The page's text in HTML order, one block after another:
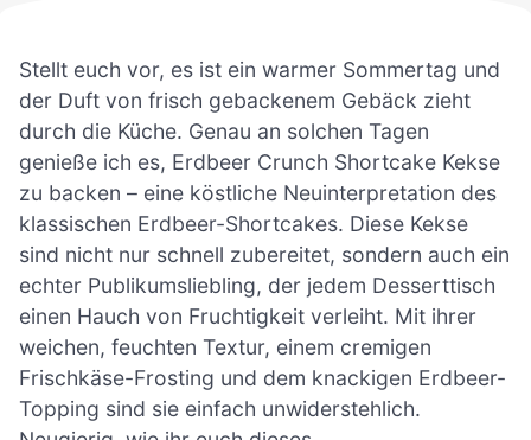
Stellt euch vor, es ist ein warmer Sommertag und
der Duft von frisch gebackenem Gebäck zieht
durch die Küche. Genau an solchen Tagen
genieße ich es, Erdbeer Crunch Shortcake Kekse
zu backen – eine köstliche Neuinterpretation des
klassischen Erdbeer-Shortcakes. Diese Kekse
sind nicht nur schnell zubereitet, sondern auch ein
echter Publikumsliebling, der jedem Desserttisch
einen Hauch von Fruchtigkeit verleiht. Mit ihrer
weichen, feuchten Textur, einem cremigen
Frischkäse-Frosting und dem knackigen Erdbeer-
Topping sind sie einfach unwiderstehlich.